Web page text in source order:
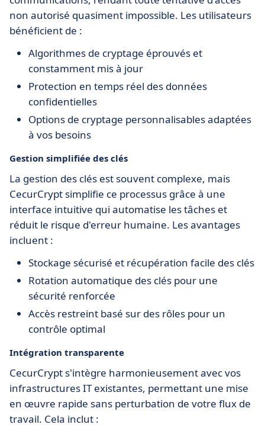
non autorisé quasiment impossible. Les utilisateurs
bénéficient de :
Algorithmes de cryptage éprouvés et
constamment mis à jour
Protection en temps réel des données
confidentielles
Options de cryptage personnalisables adaptées
à vos besoins
Gestion simplifiée des clés
La gestion des clés est souvent complexe, mais
CecurCrypt simplifie ce processus grâce à une
interface intuitive qui automatise les tâches et
réduit le risque d'erreur humaine. Les avantages
incluent :
Stockage sécurisé et récupération facile des clés
Rotation automatique des clés pour une
sécurité renforcée
Accès restreint basé sur des rôles pour un
contrôle optimal
Intégration transparente
CecurCrypt s'intègre harmonieusement avec vos
infrastructures IT existantes, permettant une mise
en œuvre rapide sans perturbation de votre flux de
travail. Cela inclut :